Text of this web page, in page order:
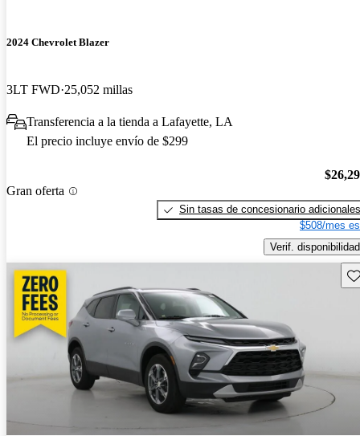
2024 Chevrolet Blazer
3LT FWD 25,052 millas
Transferencia a la tienda a Lafayette, LA
El precio incluye envío de $299
Gran oferta
Sin tasas de concesionario adicionales
$508/mes
Verif. disponibilidad